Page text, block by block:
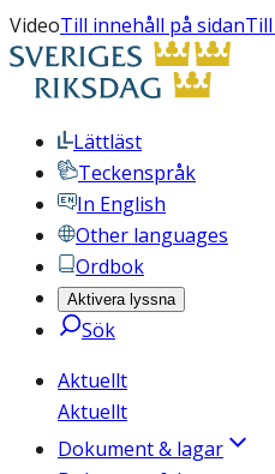
VideoTill innehåll på sidan
Lättläst
Teckenspråk
In English
Other languages
Ordbok
Aktivera lyssna
Sök
Aktuellt
Aktuellt
Dokument & lagar